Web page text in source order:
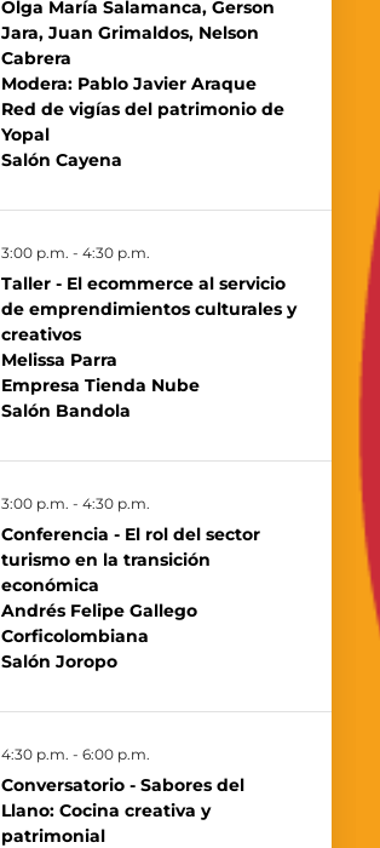
Olga María Salamanca, Gerson
Jara, Juan Grimaldos, Nelson
Cabrera
Modera: Pablo Javier Araque
Red de vigías del patrimonio de
Yopal
Salón Cayena
3:00 p.m. - 4:30 p.m.
Taller - El ecommerce al servicio
de emprendimientos culturales y
creativos
Melissa Parra
Empresa Tienda Nube
Salón Bandola
3:00 p.m. - 4:30 p.m.
Conferencia - El rol del sector
turismo en la transición
económica
Andrés Felipe Gallego
Corficolombiana
Salón Joropo
4:30 p.m. - 6:00 p.m.
Conversatorio - Sabores del
Llano: Cocina creativa y
patrimonial